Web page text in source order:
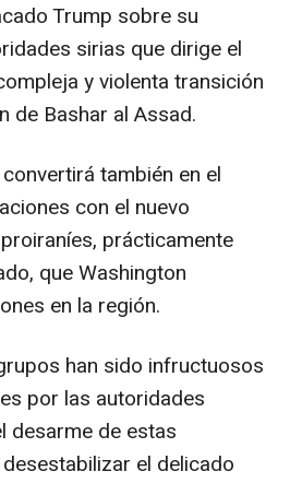
Trump sobre su
sirias que dirige el
y violenta transición
de Bashar al Assad.
también en el
con el nuevo
prácticamente
que Washington
en la región.
han sido infructuosos
por las autoridades
desarme de estas
el delicado